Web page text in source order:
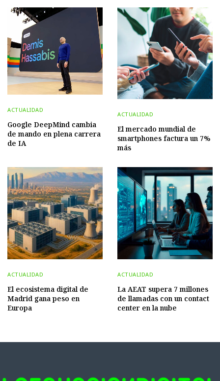
ACTUALIDAD
Google DeepMind cambia
de mando en plena carrera
de IA
ACTUALIDAD
El mercado mundial de
smartphones factura un 7%
más
ACTUALIDAD
El ecosistema digital de
Madrid gana peso en
Europa
ACTUALIDAD
La AEAT supera 7 millones
de llamadas con un contact
center en la nube